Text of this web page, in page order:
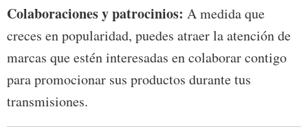
Colaboraciones y patrocinios: A medida que
creces en popularidad, puedes atraer la atención de
marcas que estén interesadas en colaborar contigo
para promocionar sus productos durante tus
transmisiones.